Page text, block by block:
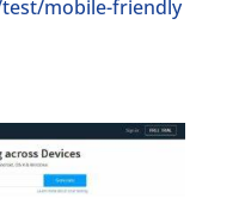
mobile-friendly